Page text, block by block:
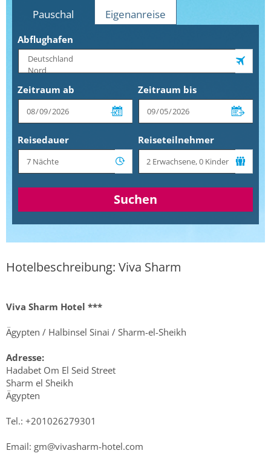
Pauschal Eigenanreise
Abflughafen
Zeitraum ab Zeitraum bis
Reisedauer Reiseteilnehmer
Suchen
Hotelbeschreibung: Viva Sharm
Viva Sharm Hotel ***
Ägypten / Halbinsel Sinai / Sharm-el-Sheikh
Adresse:
Hadabet Om El Seid Street
Sharm el Sheikh
Ägypten
Tel.: +201026279301
Email: gm@vivasharm-hotel.com